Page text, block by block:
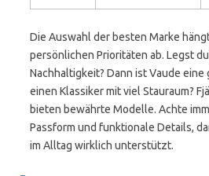
Die Auswahl der besten Marke
persönlichen Prioritäten ab. Legst
Nachhaltigkeit? Dann ist Vaude eine
einen Klassiker mit viel Stauraum?
bieten bewährte Modelle. Achte
Passform und funktionale Details,
im Alltag wirklich unterstützt.